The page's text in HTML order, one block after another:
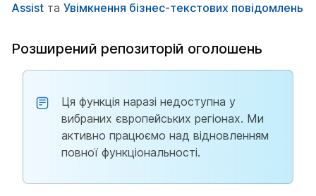
Assist та Увімкнення бізнес-текстових повідомлень
Розширений репозиторій оголошень
Ця функція наразі недоступна у
вибраних європейських регіонах. Ми
активно працюємо над відновленням
повної функціональності.